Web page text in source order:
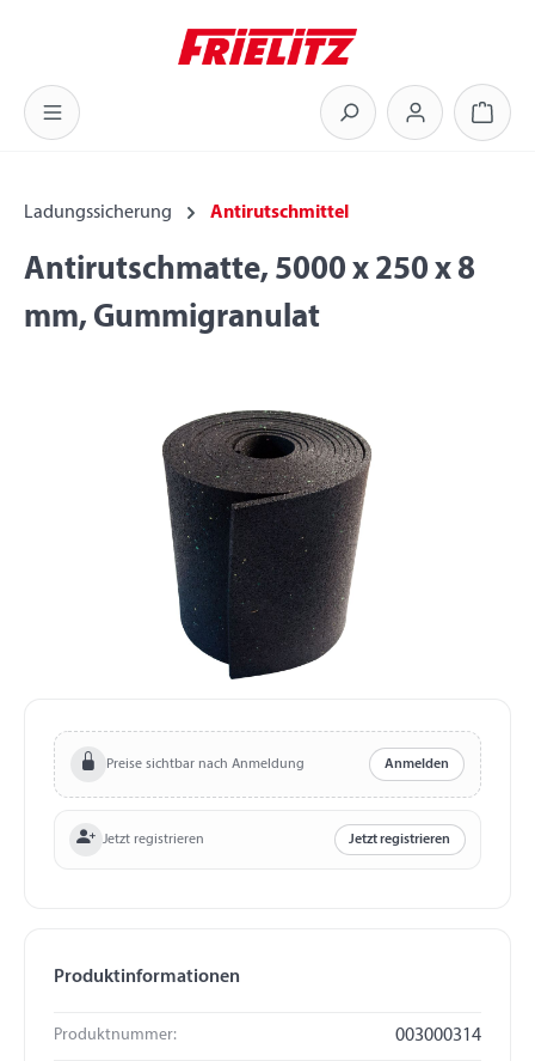
Zum Hauptinhalt springen
Ladungssicherung Antirutschmittel
Antirutschmatte, 5000 x 250 x 8
mm, Gummigranulat
Bildergalerie überspringen
Preise sichtbar nach Anmeldung Anmelden
Jetzt registrieren Jetzt registrieren
Produktinformationen
Produktnummer: 003000314